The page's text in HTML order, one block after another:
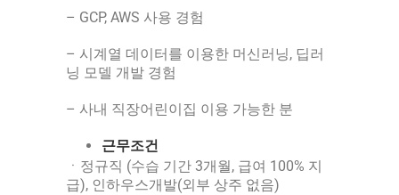
– GCP, AWS 사용 경험
– 시계열 데이터를 이용한 머신러닝, 딥러
닝 모델 개발 경험
– 사내 직장어린이집 이용 가능한 분
근무조건
ㆍ정규직 (수습 기간 3개월, 급여 100% 지
급), 인하우스개발(외부 상주 없음)